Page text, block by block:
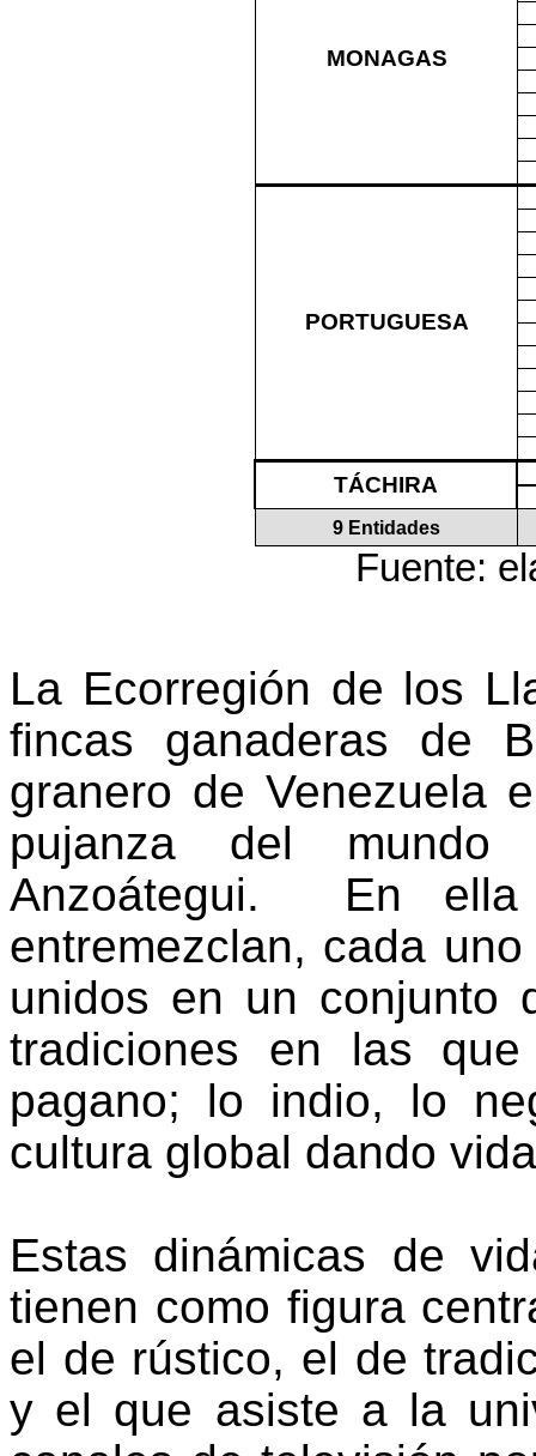
MONAGAS
PORTUGUESA
TÁCHIRA
9 Entidades
Fuente:
La Ecorregión de los
fincas ganaderas de
granero de Venezuela
pujanza del
Anzoátegui.
En
entremezclan, cada
unidos en un conjunto
tradiciones en las
pagano; lo indio, lo
cultura global dando
Estas dinámicas de
tienen como figura
el de rústico, el de
y el que asiste a la